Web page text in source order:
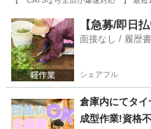
愛知 豊橋市 豊橋駅 仕分け
【急募/即日
面接なし / 履歴
シェアフル
倉庫内にてタ
成型作業!資格